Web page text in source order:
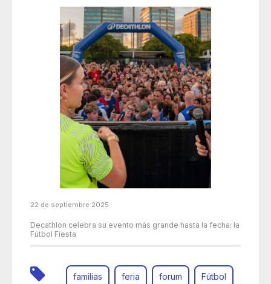
22 de septiembre 2025
Decathlon celebra su evento más grande hasta la fecha: la
Fútbol Fiesta
familias feria forum Fútbol